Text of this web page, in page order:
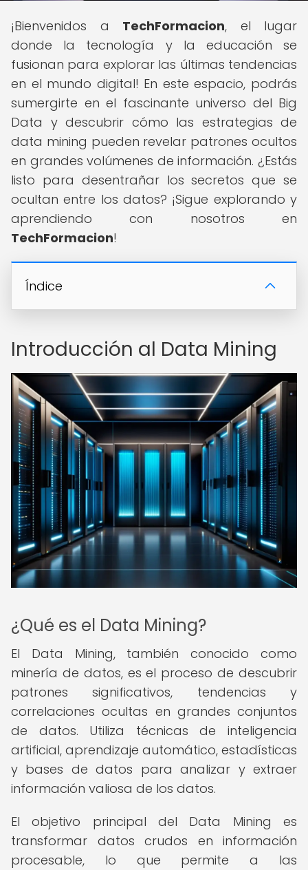
¡Bienvenidos a TechFormacion, el lugar
donde la tecnología y la educación se
fusionan para explorar las últimas tendencias
en el mundo digital! En este espacio, podrás
sumergirte en el fascinante universo del Big
Data y descubrir cómo las estrategias de
data mining pueden revelar patrones ocultos
en grandes volúmenes de información. ¿Estás
listo para desentrañar los secretos que se
ocultan entre los datos? ¡Sigue explorando y
aprendiendo con nosotros en
TechFormacion!
Índice
Introducción al Data Mining
¿Qué es el Data Mining?
El Data Mining, también conocido como
minería de datos, es el proceso de descubrir
patrones significativos, tendencias y
correlaciones ocultas en grandes conjuntos
de datos. Utiliza técnicas de inteligencia
artificial, aprendizaje automático, estadísticas
y bases de datos para analizar y extraer
información valiosa de los datos.
El objetivo principal del Data Mining es
transformar datos crudos en información
procesable, lo que permite a las